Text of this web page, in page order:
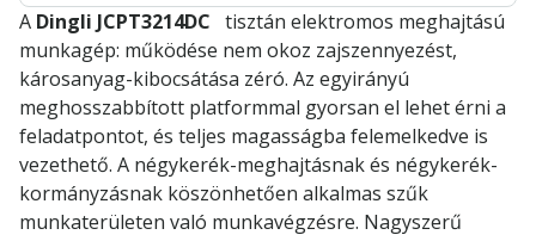
A Dingli JCPT3214DC tisztán elektromos meghajtású
munkagép: működése nem okoz zajszennyezést,
károsanyag-kibocsátása zéró. Az egyirányú
meghosszabbított platformmal gyorsan el lehet érni a
feladatpontot, és teljes magasságba felemelkedve is
vezethető. A négykerék-meghajtásnak és négykerék-
kormányzásnak köszönhetően alkalmas szűk
munkaterületen való munkavégzésre. Nagyszerű